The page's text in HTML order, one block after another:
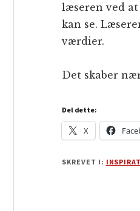
læseren ved
kan se.
værdier.
Det skaber
Del dette:
X
SKREVET I: